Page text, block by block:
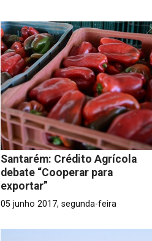
Santarém: Crédito Agrícola
debate “Cooperar para
exportar”
05 junho 2017, segunda-feira